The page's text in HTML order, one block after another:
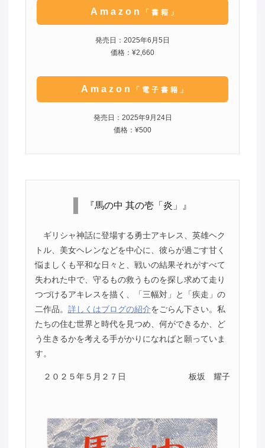
Amazon 「書籍」
発売日：2025年6月5日
価格：¥2,660
Amazon 「電子書籍」
発売日：2025年9月24日
価格：¥500
『馬の中 其の壱「炎」』
ギリシャ神話に登場する勇士アキレス、英雄ヘク
トル、美女ヘレンなどを中心に、彼らが過ごす甘く
悩ましくも平和な日々と、戦いの結果それがすべて
失われた中で、守るもの救うものを探し求めて走り
つづけるアキレスを描く、「三幅対」と「疾走」の
二作品。 詳しくはブログの紹介をごらん下さい。私
たちの住む世界と時代を見つめ、何ができるか、ど
う生きるかを考える手がかりになればと願っていま
す。
２０２５年５月２７日 板坂 耀子